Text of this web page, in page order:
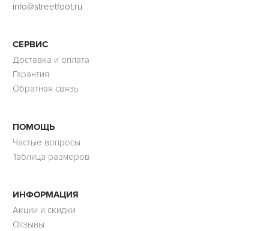
info@streetfoot.ru
СЕРВИС
Доставка и оплата
Гарантия
Обратная связь
ПОМОЩЬ
Частые вопросы
Таблица размеров
ИНФОРМАЦИЯ
Акции и скидки
Отзывы